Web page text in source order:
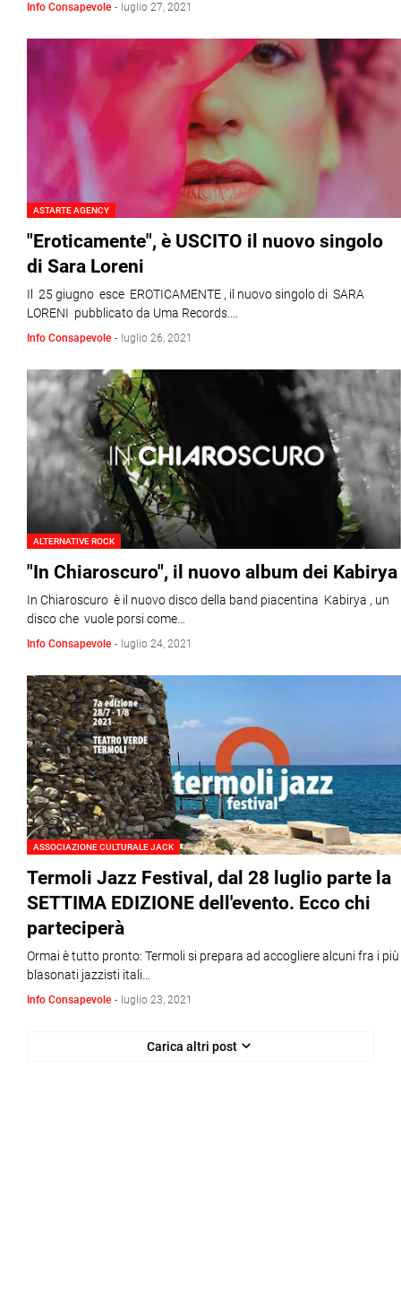
Info Consapevole - luglio 27, 2021
ASTARTE AGENCY
"Eroticamente", è USCITO il nuovo singolo
di Sara Loreni
Il 25 giugno esce EROTICAMENTE , il nuovo singolo di SARA
LORENI pubblicato da Uma Records.…
Info Consapevole - luglio 26, 2021
ALTERNATIVE ROCK
"In Chiaroscuro", il nuovo album dei Kabirya
In Chiaroscuro è il nuovo disco della band piacentina Kabirya , un
disco che vuole porsi come…
Info Consapevole - luglio 24, 2021
ASSOCIAZIONE CULTURALE JACK
Termoli Jazz Festival, dal 28 luglio parte la
SETTIMA EDIZIONE dell'evento. Ecco chi
parteciperà
Ormai è tutto pronto: Termoli si prepara ad accogliere alcuni fra i più
blasonati jazzisti itali…
Info Consapevole - luglio 23, 2021
Carica altri post